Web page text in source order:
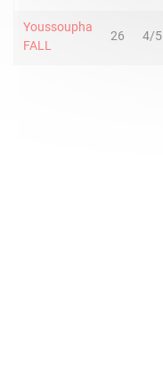
Youssoupha
FALL
26 4/5